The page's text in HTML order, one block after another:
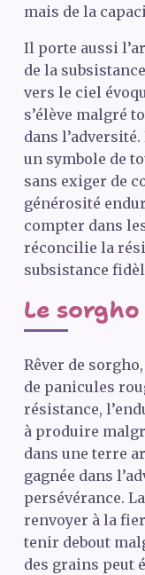
mais de la
Il porte aussi
de la
vers le ciel
s’élève malgré
dans
un symbole de
sans exiger de
générosité
compter dans
réconcilie la
subsistance
Le
Rêver de
de panicules
résistance,
à produire
dans une terre
gagnée dans
persévérance.
renvoyer à la
tenir debout
des grains peut